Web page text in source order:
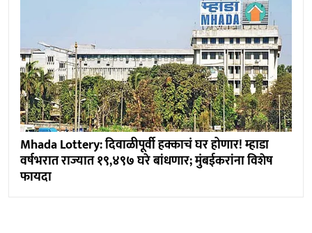
Mhada Lottery: दिवाळीपूर्वी हक्काचं घर होणार! म्हाडा
वर्षभरात राज्यात १९,४९७ घरे बांधणार; मुंबईकरांना विशेष
फायदा